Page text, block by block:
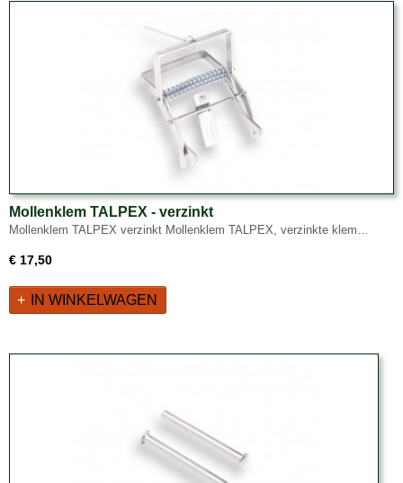
Mollenklem TALPEX - verzinkt
Mollenklem TALPEX verzinkt Mollenklem TALPEX, verzinkte klem…
€ 17,50
IN WINKELWAGEN